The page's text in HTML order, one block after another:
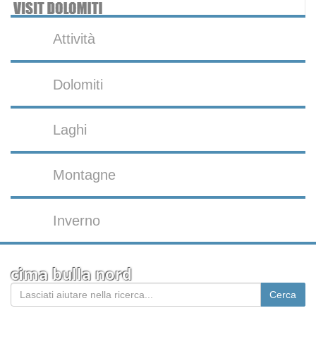
Attività
Dolomiti
Laghi
Montagne
Inverno
cima bulla nord